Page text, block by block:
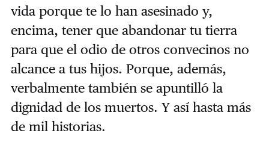
vida porque te lo han asesinado y,
encima, tener que abandonar tu tierra
para que el odio de otros convecinos no
alcance a tus hijos. Porque, además,
verbalmente también se apuntilló la
dignidad de los muertos. Y así hasta más
de mil historias.